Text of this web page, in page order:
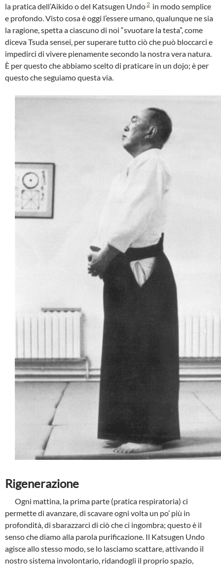
la pratica dell’Aikido o del Katsugen Undo2 in modo semplice
e profondo. Visto cosa è oggi l’essere umano, qualunque ne sia
la ragione, spetta a ciascuno di noi “svuotare la testa”, come
diceva Tsuda sensei, per superare tutto ciò che può bloccarci e
impedirci di vivere pienamente secondo la nostra vera natura.
È per questo che abbiamo scelto di praticare in un dojo; è per
questo che seguiamo questa via.
Rigenerazione
Ogni mattina, la prima parte (pratica respiratoria) ci
permette di avanzare, di scavare ogni volta un po’ più in
profondità, di sbarazzarci di ciò che ci ingombra; questo è il
senso che diamo alla parola purificazione. Il Katsugen Undo
agisce allo stesso modo, se lo lasciamo scattare, attivando il
nostro sistema involontario, ridandogli il proprio spazio,